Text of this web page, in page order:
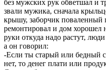
без мужских рук обветшал и
звали мужика, сначала
крышу, заборчик
ремонтировал и дом хорошел
руки откуда надо рacтут,
а он говорил:
-Если ты стapый или бедный
нет, то денег плати или